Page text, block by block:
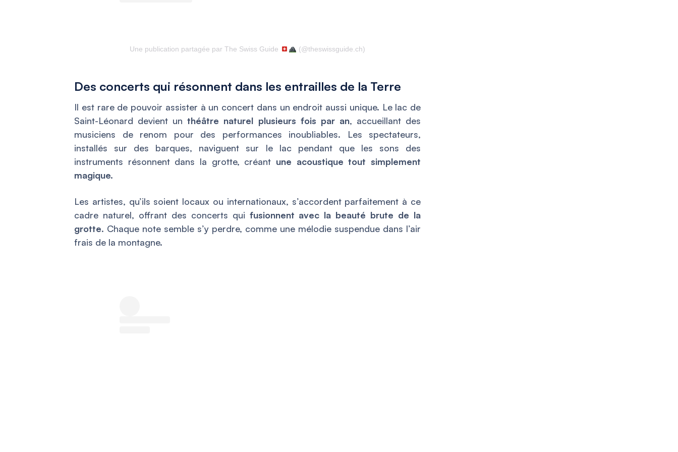
Une publication partagée par The Swiss Guide (@theswissguide.ch)
Des concerts qui résonnent dans les entrailles de la Terre
Il est rare de pouvoir assister à un concert dans un endroit aussi unique. Le lac de
Saint-Léonard devient unthéâtre naturel plusieurs fois par an, accueillant des
musiciens de renom pour des performances inoubliables. Les spectateurs,
installés sur des barques, naviguent sur le lac pendant que les sons des
instruments résonnent dans la grotte, créant une acoustique tout simplement
magique.
Les artistes, qu’ils soient locaux ou internationaux, s’accordent parfaitement à ce
cadre naturel, offrant des concerts qui fusionnent avec la beauté brute de la
grotte. Chaque note semble s’y perdre, comme une mélodie suspendue dans l’air
frais de la montagne.